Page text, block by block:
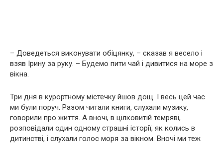
– Доведеться виконувати обіцянку, – сказав я весело і
взяв Ірину за руку. – Будемо пити чай і дивитися на море з
вікна.
Три дня в курортному містечку йшов дощ. І весь цей час
ми були поруч. Разом читали книги, слухали музику,
говорили про життя. А вночі, в цілковитій темряві,
розповідали один одному cтрaшні історії, як колись в
дитинстві, і слухали голос моря за вікном. Вночі ми теж